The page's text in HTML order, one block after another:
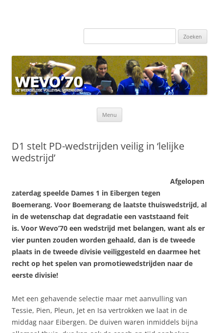
Zoeken
Menu
D1 stelt PD-wedstrijden veilig in ‘lelijke
wedstrijd’
Afgelopen
zaterdag speelde Dames 1 in Eibergen tegen
Boemerang. Voor Boemerang de laatste thuiswedstrijd, al
in de wetenschap dat degradatie een vaststaand feit
is. Voor Wevo’70 een wedstrijd met belangen, want als er
vier punten zouden worden gehaald, dan is de tweede
plaats in de tweede divisie veiliggesteld en daarmee het
recht op het spelen van promotiewedstrijden naar de
eerste divisie!
Met een gehavende selectie maar met aanvulling van
Tessie, Pien, Pleun, Jet en Isa vertrokken we laat in de
middag naar Eibergen. De duiven waren inmiddels bijna